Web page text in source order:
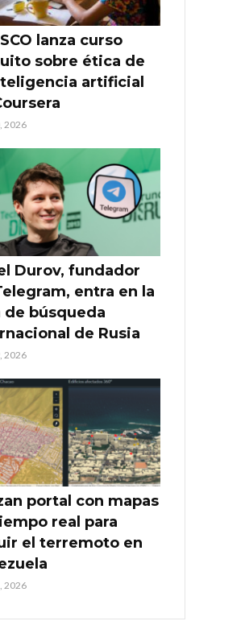
lanza curso
sobre ética de
artificial
2026
Durov, fundador
entra en la
de búsqueda
de Rusia
2026
portal con mapas
real para
el terremoto en
2026